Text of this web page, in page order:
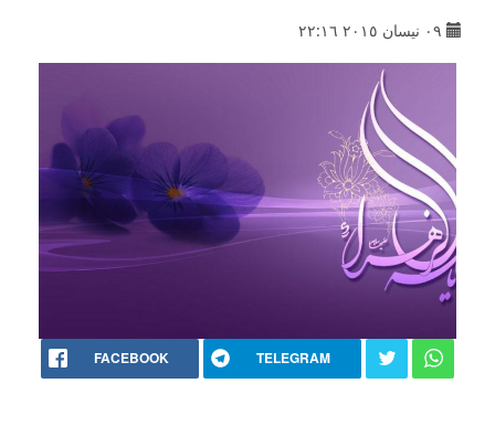
٠٩ نيسان ٢٠١٥ ٢٢:١٦
FACEBOOK TELEGRAM